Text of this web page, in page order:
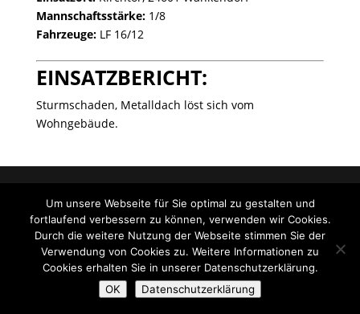
Mannschaftsstärke:1/8
Fahrzeuge:LF 16/12
EINSATZBERICHT:
Sturmschaden, Metalldach löst sich vom
Wohngebäude.
www.marketing.sh
Um unsere Webseite für Sie optimal zu gestalten und
fortlaufend verbessern zu können, verwenden wir Cookies.
Durch die weitere Nutzung der Webseite stimmen Sie der
Verwendung von Cookies zu. Weitere Informationen zu
Cookies erhalten Sie in unserer Datenschutzerklärung.
OK
Datenschutzerklärung